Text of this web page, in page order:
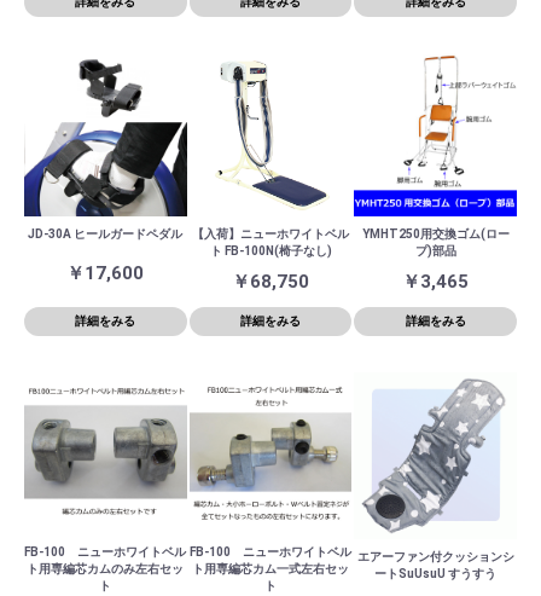
JD-30A ヒールガードペダル
￥17,600
詳細をみる
【入荷】ニューホワイトベル
ト FB-100N(椅子なし)
￥68,750
詳細をみる
YMHT250用交換ゴム(ロー
プ)部品
￥3,465
詳細をみる
FB-100 ニューホワイトベル
ト用専編芯カムのみ左右セッ
ト
FB-100 ニューホワイトベル
ト用専編芯カム一式左右セッ
ト
エアーファン付クッションシ
ートSuUsuU すうすう